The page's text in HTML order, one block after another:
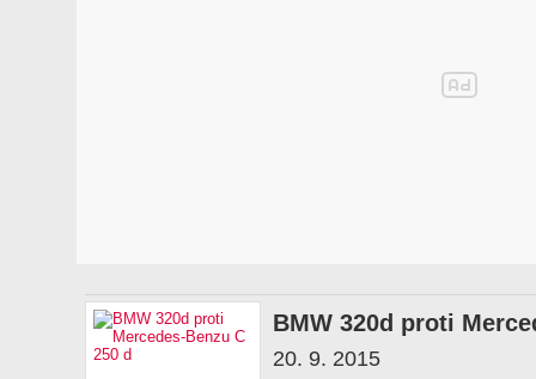
BMW 320d proti
20. 9. 2015